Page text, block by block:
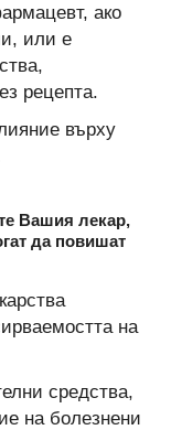
ако
или е
рецепта.
върху
Вашия лекар,
да повишат
на
средства,
на болезнени